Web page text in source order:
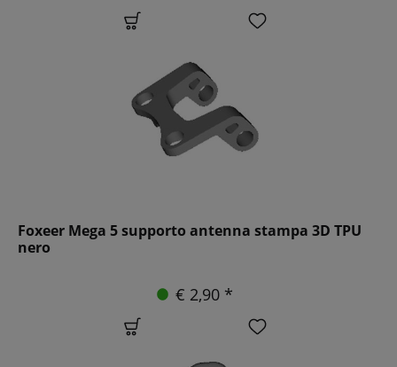
Foxeer Mega 5 supporto antenna stampa 3D TPU
nero
€ 2,90 *